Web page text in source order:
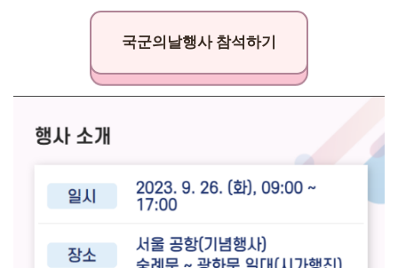
국군의날행사 참석하기